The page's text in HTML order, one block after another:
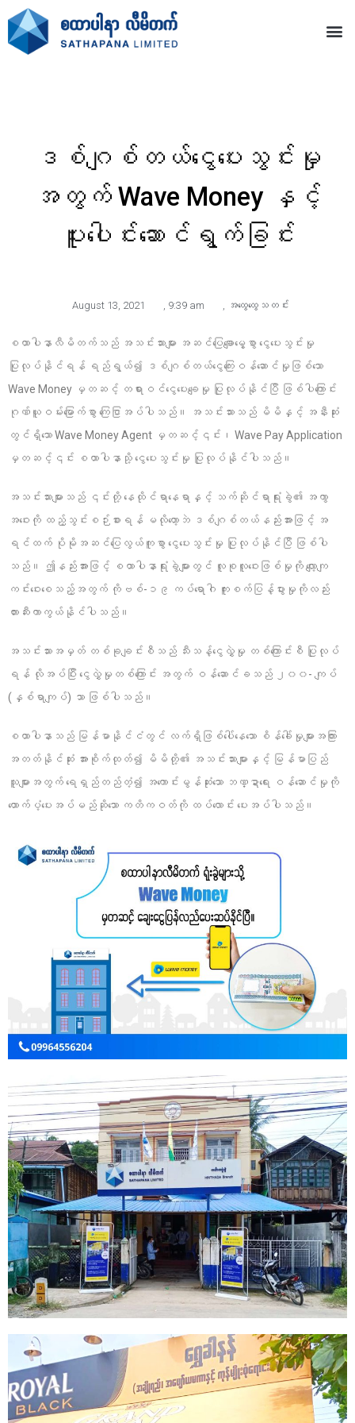
ဒစ်ဂျစ်တယ်ငွေပေးသွင်းမှု
အတွက် Wave Money နှင့်
ပူးပေါင်းဆောင်ရွက်ခြင်း
August 13, 2021 9:39 am အထွေထွေသတင်း
စထာပါနာလီမိတက်သည် အသင်းသားများ အဆင်ပြေချောမွေ့စွာ ငွေပေးသွင်းမှု
ပြုလုပ်နိုင်ရန် ရည်ရွယ်၍ ဒစ်ဂျစ်တယ်ငွေကြေးဝန်ဆောင်မှုဖြစ်သော
Wave Money မှတဆင့် တရားဝင်ငွေပေးချေမှု ပြုလုပ်နိုင်ပြီ ဖြစ်ပါကြောင်း
ဂုဏ်ယူဝမ်းမြောက်စွာ ကြေငြာအပ်ပါသည်။ အသင်းသားသည် မိမိနှင့် အနီးဆုံး
တွင်ရှိသော Wave Money Agent မှတဆင့်၎င်း၊ Wave Pay Application
မှတဆင့်၎င်း စထာပါနာသို့ ငွေပေးသွင်းမှု ပြုလုပ်နိုင်ပါသည်။
အသင်းသားများသည် ၎င်းတို့ နေထိုင်ရာနေရာနှင့် သက်ဆိုင်ရာရုံးခွဲ၏ အကွာ
အဝေးကို ထည့်သွင်းစဉ်းစားရန် မလိုတော့ဘဲ ဒစ်ဂျစ်တယ်နည်းအားဖြင့် အ
ရင်ထက် ပိုမိုအဆင်ပြေလွယ်ကူစွာ ငွေပေးသွင်းမှု ပြုလုပ်နိုင်ပြီ ဖြစ်ပါ
သည်။ ဤနည်းအားဖြင့် စထာပါနာရုံးခွဲများတွင် လူစုလူဝေးဖြစ်မှုကို လျော့ကျ
ကင်းဝေးစေသည့်အတွက် ကိုဗစ်-၁၉ ကပ်ရောဂါ ကူးစက်ပြန့်ပွားမှုကိုလည်း
တားဆီးကာကွယ်နိုင်ပါသည်။
အသင်းသားအမှတ် တစ်ခုချင်းစီသည် သီးသန့်ငွေလွှဲမှု တစ်ကြောင်းစီ ပြုလုပ်
ရန် လိုအပ်ပြီး ငွေလွှဲမှုတစ်ကြောင်း အတွက် ဝန်ဆောင်ခသည် ၂၀၀- ကျပ်
(နှစ်ရာကျပ်) သာ ဖြစ်ပါသည်။
စထာပါနာသည် မြန်မာနိုင်ငံတွင် လက်ရှိဖြစ်ပေါ်နေသော စိန်ခေါ်မှုများအကြား
အတတ်နိုင်ဆုံး အားစိုက်ထုတ်၍ မိမိတို့၏ အသင်းသားများနှင့် မြန်မာပြည်
သူများအတွက် ရေရှည်တည်တံ့၍ အကောင်းမွန်ဆုံးသော ဘဏ္ဍာရေး ဝန်ဆောင်မှုကို
ထောက်ပံ့ပေးအပ်မည်ဆိုသော ကတိကဝတ်ကို ထပ်လောင်း ပေးအပ်ပါသည်။